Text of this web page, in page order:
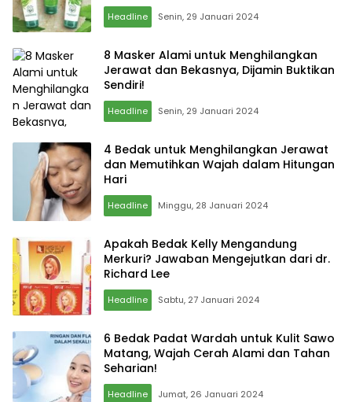
Headline Senin, 29 Januari 2024
8 Masker Alami untuk Menghilangkan
Jerawat dan Bekasnya, Dijamin Buktikan
Sendiri!
Headline Senin, 29 Januari 2024
4 Bedak untuk Menghilangkan Jerawat
dan Memutihkan Wajah dalam Hitungan
Hari
Headline Minggu, 28 Januari 2024
Apakah Bedak Kelly Mengandung
Merkuri? Jawaban Mengejutkan dari dr.
Richard Lee
Headline Sabtu, 27 Januari 2024
6 Bedak Padat Wardah untuk Kulit Sawo
Matang, Wajah Cerah Alami dan Tahan
Seharian!
Headline Jumat, 26 Januari 2024